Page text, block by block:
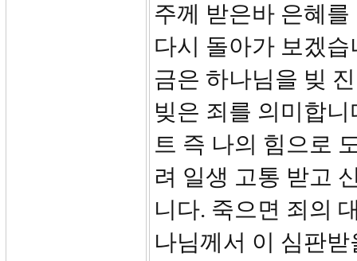
주께 받은바 은혜
다시 돌아가 보겠
금은 하나님을 빚
빚은 죄를 의미합
트 즉 나의 힘으로
려 일생 고통 받고
니다. 죽으면 죄의
나님께서 이 심판